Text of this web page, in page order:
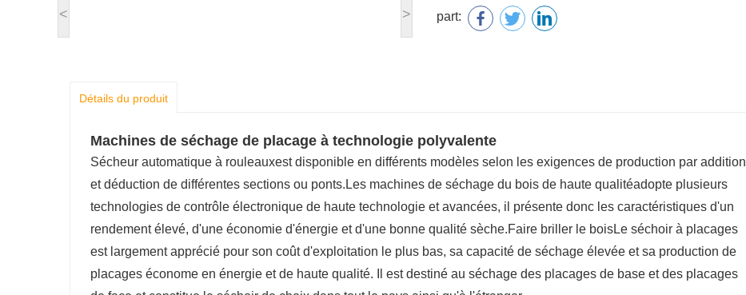
< > part:
Détails du produit
Machines de séchage de placage à technologie polyvalente
Sécheur automatique à rouleauxest disponible en différents modèles selon les exigences de production par addition
et déduction de différentes sections ou ponts.Les machines de séchage du bois de haute qualitéadopte plusieurs
technologies de contrôle électronique de haute technologie et avancées, il présente donc les caractéristiques d'un
rendement élevé, d'une économie d'énergie et d'une bonne qualité sèche.Faire briller le boisLe séchoir à placages
est largement apprécié pour son coût d'exploitation le plus bas, sa capacité de séchage élevée et sa production de
placages économe en énergie et de haute qualité. Il est destiné au séchage des placages de base et des placages